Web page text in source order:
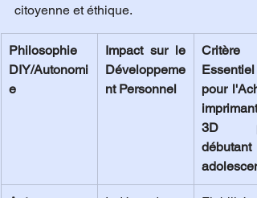
citoyenne et éthique.
Philosophie
DIY/Autonomi
e
Impact sur le
Développeme
nt Personnel
Critère
Essentiel
pour
imprimante
3D
débutant
adolescent